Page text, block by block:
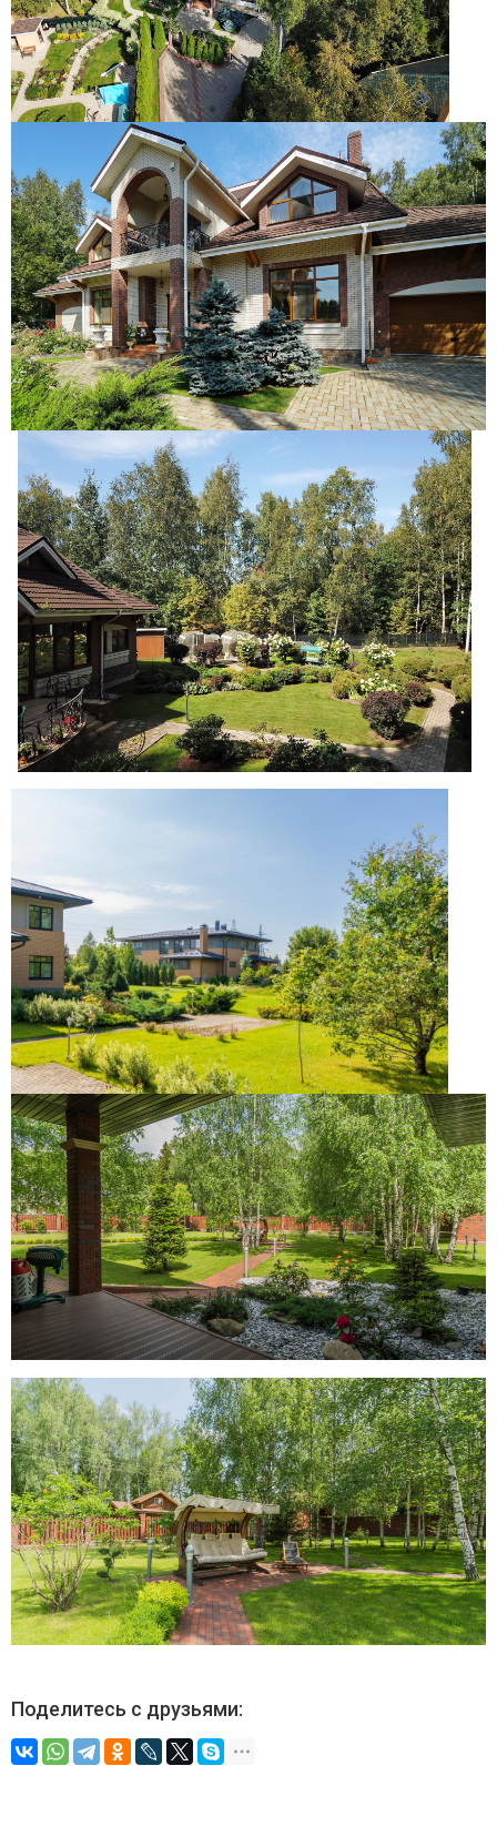
Поделитесь с друзьями: